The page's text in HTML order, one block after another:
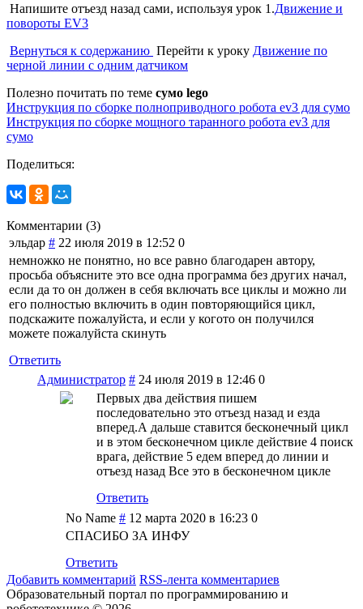
Напишите отъезд назад сами, используя урок 1.Движение и
повороты EV3
Вернуться к содержанию Перейти к уроку Движение по
черной линии с одним датчиком
Полезно почитать по теме сумо lego
Инструкция по сборке полноприводного робота ev3 для сумо
Инструкция по сборке мощного таранного робота ev3 для
сумо
Поделиться:
Комментарии (3)
эльдар # 22 июля 2019 в 12:52 0
немножко не понятно, но все равно благодарен автору,
просьба объясните это все одна программа без других начал,
если да то он должен в себя включать все циклы и можно ли
его полностью включить в один повторяющийся цикл,
подскажите пожалуйста, и если у когото он получился
можете пожалуйста скинуть
Ответить
Администратор # 24 июля 2019 в 12:46 0
Первых два действия пишем
последовательно это отъезд назад и езда
вперед.А дальше ставится бесконечный цикл
и в этом бесконечном цикле действие 4 поиск
врага, действие 5 едем вперед до линии и
отъезд назад Все это в бесконечном цикле
Ответить
No Name # 12 марта 2020 в 16:23 0
СПАСИБО ЗА ИНФУ
Ответить
Добавить комментарий RSS-лента комментариев
Образовательный портал по программированию и